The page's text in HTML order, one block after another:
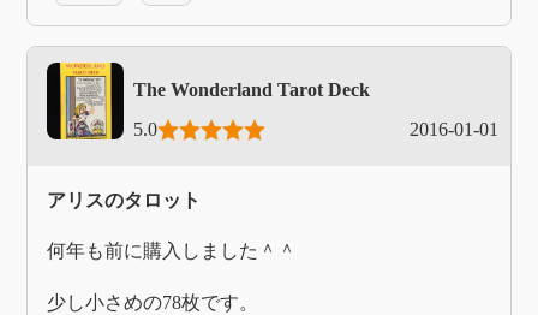
The Wonderland Tarot Deck
5.0
2016-01-01
アリスのタロット
何年も前に購入しました＾＾
少し小さめの78枚です。